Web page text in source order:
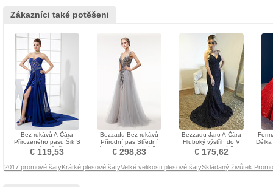
Zákazníci také potěšeni
Bez rukávů A-Čára
Přirozeného pasu Šik S
hlubokým výstřihem
Promové šaty
€ 119,53
Bezzadu Bez rukávů
Přírodní pas Střední
Vícevrstvý Promové šaty
€ 298,83
Bezzadu Jaro A-Čára
Hluboký výstřih do V
hostina Promové šaty
€ 175,62
Délka
2017 promové šatyKrátké plesové šatyVelké velikosti plesové šatySkládaný živůtek